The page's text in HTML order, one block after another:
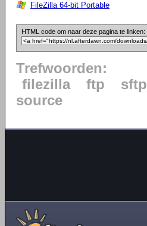
FileZilla 64-bit Portable
HTML code om naar deze pagina te linken:
Trefwoorden:
filezilla
ftp sftp
source